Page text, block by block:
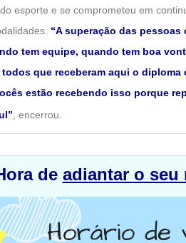
esporte e se comprometeu em
“A superação das
tem equipe, quando tem boa
que receberam aqui o diploma
estão recebendo isso porque
encerrou.
de adiantar o seu